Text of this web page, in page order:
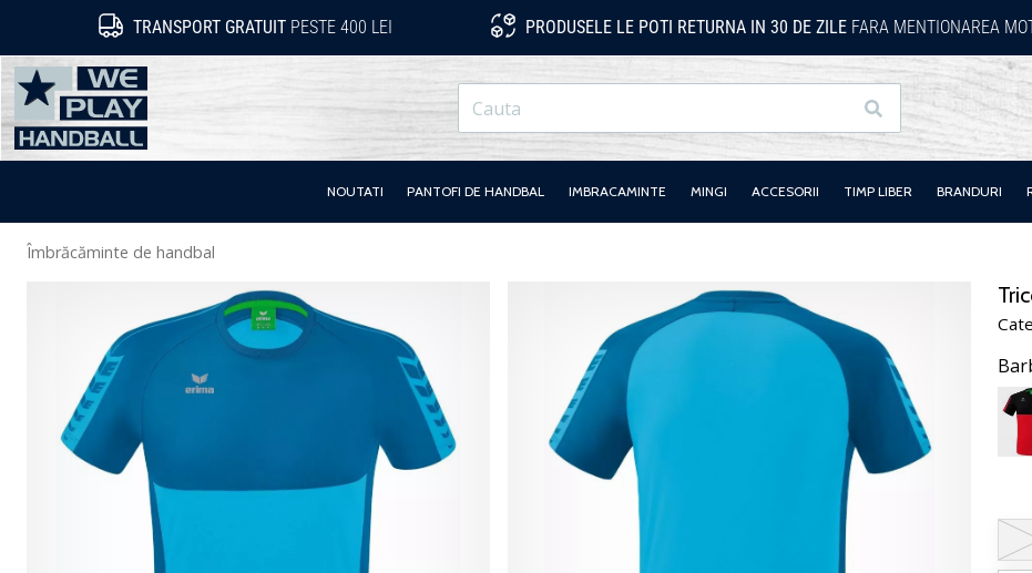
TRANSPORT GRATUITPESTE 400 LEI PRODUSELE LE POTI RETURNA IN 30 DE ZILEFARA MENTIONAREA
WePlayHandball.ro
Cauta
NOUTATI PANTOFI DE HANDBAL IMBRACAMINTE MINGI ACCESORII TIMP LIBER BRANDURI
Îmbrăcăminte de handbal